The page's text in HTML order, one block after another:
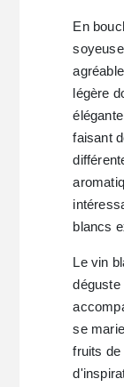
En
légère
faisant
blancs
Le vin
déguste
se
fruits